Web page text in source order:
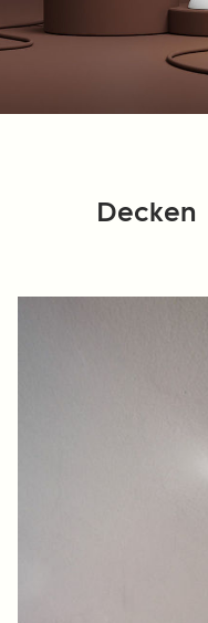
Decken